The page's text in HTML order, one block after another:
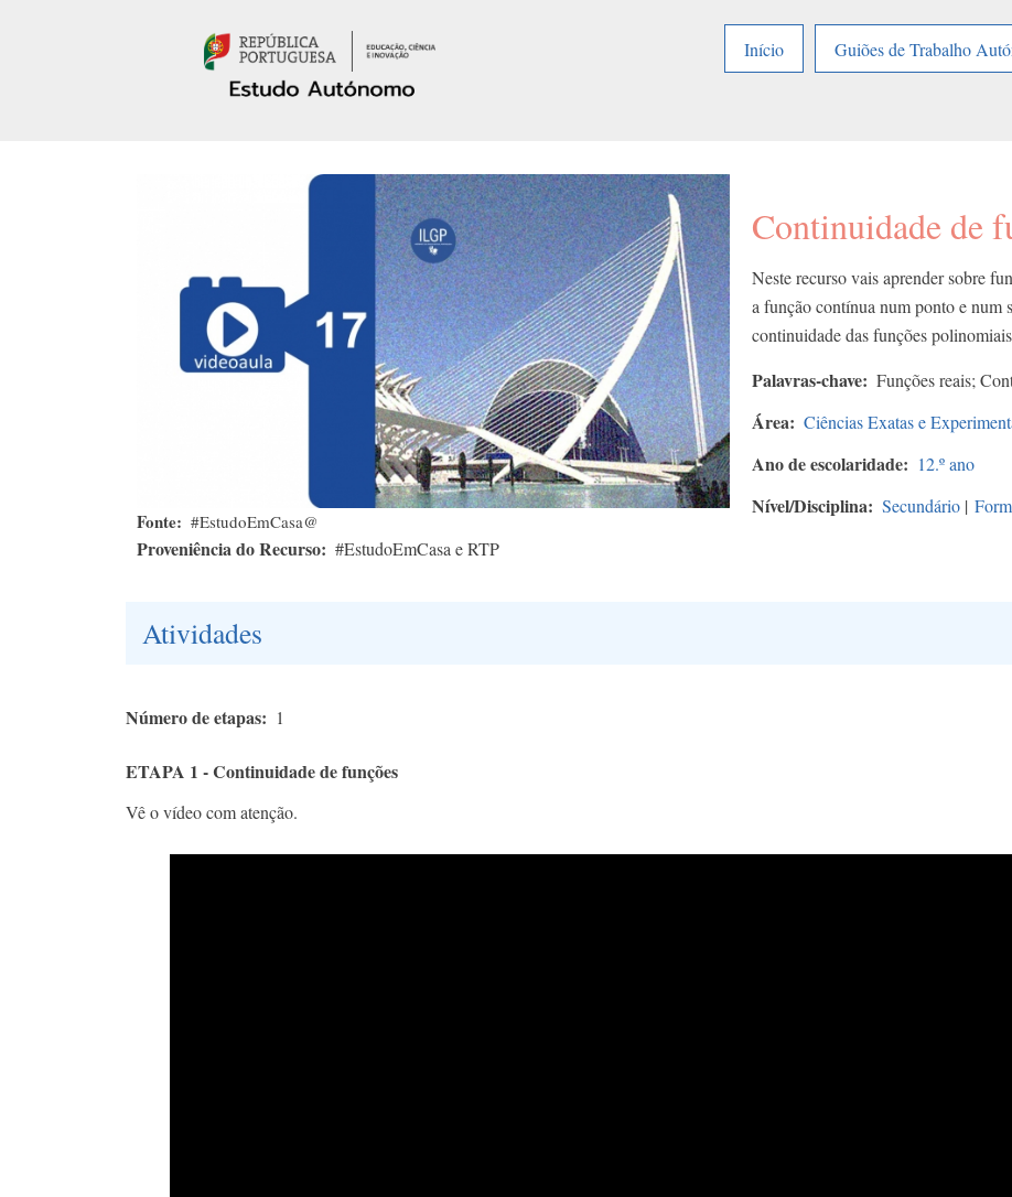
Início
Guiões de Trabalho
Fonte #EstudoEmCasa@
Proveniência do Recurso #EstudoEmCasa e RTP
Continuidade de
Neste recurso vais aprender sobre
a função contínua num ponto e num
continuidade das funções
Palavras-chave Funções reais;
Área Ciências Exatas e
Ano de escolaridade 12.º ano
Nível/Disciplina Secundário |
Atividades
Número de etapas 1
ETAPA 1 - Continuidade de funções
Vê o vídeo com atenção.